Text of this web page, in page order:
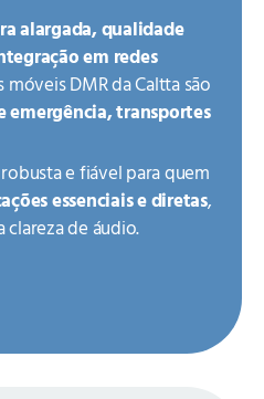
alargada, qualidade
em redes
móveis DMR da Caltta são
emergência, transportes
e fiável para quem
essenciais e diretas,
de áudio.